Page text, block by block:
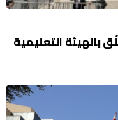
بالهيئة التعليمية